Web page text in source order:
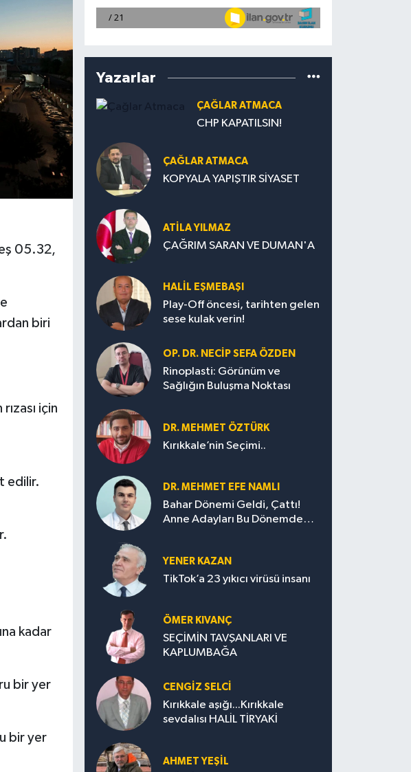
05.32,
biri
için
edilir.
kadar
bir yer
bir yer
Yazarlar
ÇAĞLAR ATMACA
CHP KAPATILSIN!
ÇAĞLAR ATMACA
KOPYALA YAPIŞTIR SİYASET
ATILA YILMAZ
ÇAĞRIM SARAN VE DUMAN'A
HALIL EŞMEBAŞI
Play-Off öncesi, tarihten gelen
sese kulak verin!
OP. DR. NECIP SEFA ÖZDEN
Rinoplasti: Görünüm ve
Sağlığın Buluşma Noktası
DR. MEHMET ÖZTÜRK
Kırıkkale’nin Seçimi..
DR. MEHMET EFE NAMLI
Bahar Dönemi Geldi, Çattı!
Anne Adayları Bu Dönemde
YENER KAZAN
TikTok’a 23 yıkıcı virüsü insanı
ÖMER KIVANÇ
SEÇİMİN TAVŞANLARI VE
KAPLUMBAĞA
CENGİZ SELCİ
Kırıkkale aşığı...Kırıkkale
sevdalısı HALİL TİRYAKİ
AHMET YEŞİL